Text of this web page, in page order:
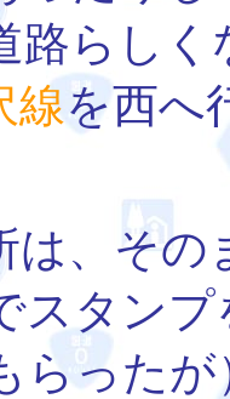
路らし
線を西へ
、その
スタン
らったが